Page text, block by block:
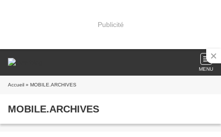
Publicité
MENU
Accueil » MOBILE.ARCHIVES
MOBILE.ARCHIVES